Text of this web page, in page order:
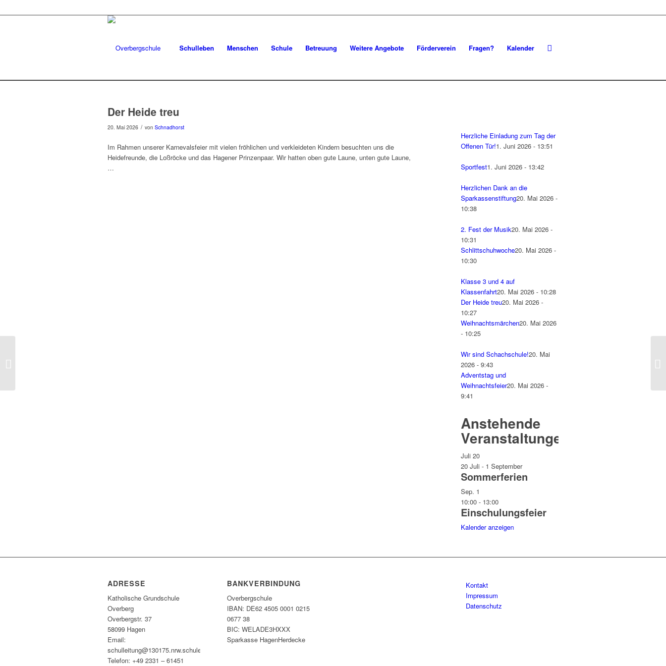
Schulleben Menschen Schule Betreuung Weitere Angebote Förderverein Fragen? Kalender
Der Heide treu
20. Mai 2026 / von Schnadhorst
Im Rahmen unserer Karnevalsfeier mit vielen fröhlichen und verkleideten Kindern besuchten uns die
Heidefreunde, die Loßröcke und das Hagener Prinzenpaar. Wir hatten oben gute Laune, unten gute Laune,
…
Herzliche Einladung zum Tag der
Offenen Tür!1. Juni 2026 - 13:51
Sportfest1. Juni 2026 - 13:42
Herzlichen Dank an die
Sparkassenstiftung20. Mai 2026 -
10:38
2. Fest der Musik20. Mai 2026 -
10:31
Schlittschuhwoche20. Mai 2026 -
10:30
Klasse 3 und 4 auf
Klassenfahrt20. Mai 2026 - 10:28
Der Heide treu20. Mai 2026 -
10:27
Weihnachtsmärchen20. Mai 2026
- 10:25
Wir sind Schachschule!20. Mai
2026 - 9:43
Adventstag und
Weihnachtsfeier20. Mai 2026 -
9:41
Anstehende
Veranstaltungen
Juli20
20 Juli - 1 September
Sommerferien
Sep. 1
10:00 - 13:00
Einschulungsfeier
Kalender anzeigen
ADRESSE
Katholische Grundschule
Overberg
Overbergstr. 37
58099 Hagen
Email:
schulleitung@130175.nrw.schule
Telefon: +49 2331 – 61451
BANKVERBINDUNG
Overbergschule
IBAN: DE62 4505 0001 0215
0677 38
BIC: WELADE3HXXX
Sparkasse HagenHerdecke
Kontakt
Impressum
Datenschutz